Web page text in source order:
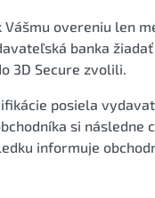
Vášmu overeniu len
banka
3D Secure zvolili.
posiela
si
informuje